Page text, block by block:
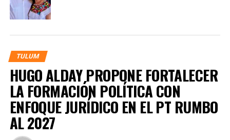
TULUM
HUGO ALDAY PROPONE FORTALECER
LA FORMACIÓN POLÍTICA CON
ENFOQUE JURÍDICO EN EL PT RUMBO
AL 2027